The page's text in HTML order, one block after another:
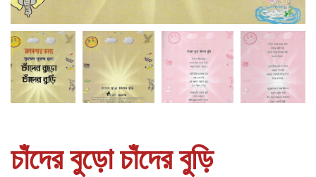
চাঁদের বুড়ো চাঁদের বুড়ি